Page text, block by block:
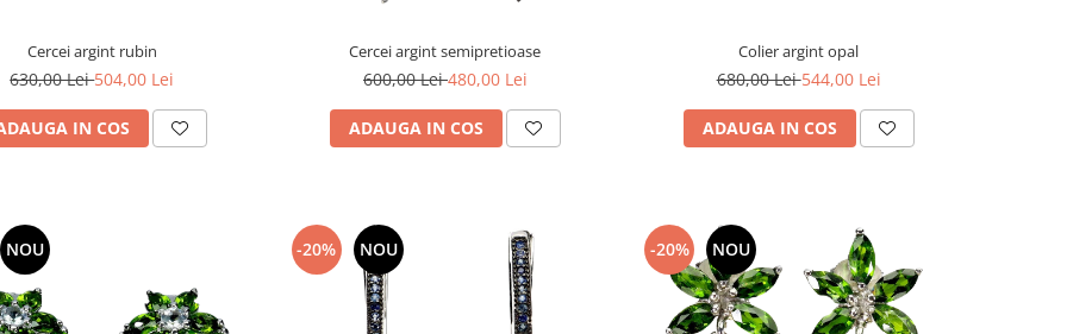
Cercei argint rubin
630,00 Lei504,00 Lei
IN COS
Cercei argint semipretioase
600,00 Lei480,00 Lei
ADAUGA IN COS
Colier argint opal
680,00 Lei544,00 Lei
ADAUGA IN COS
NOU -20% NOU -20% NOU